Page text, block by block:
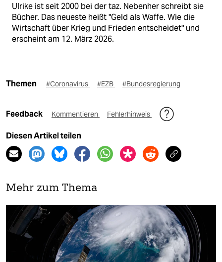
Ulrike ist seit 2000 bei der taz. Nebenher schreibt sie
Bücher. Das neueste heißt "Geld als Waffe. Wie die
Wirtschaft über Krieg und Frieden entscheidet" und
erscheint am 12. März 2026.
Themen #Coronavirus #EZB #Bundesregierung
Feedback Kommentieren Fehlerhinweis
Diesen Artikel teilen
Mehr zum Thema